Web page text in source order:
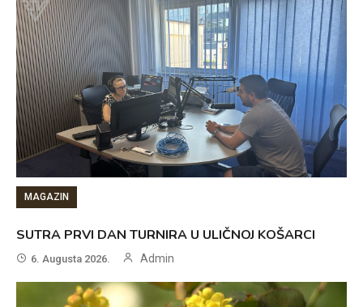
MAGAZIN
SUTRA PRVI DAN TURNIRA U ULIČNOJ KOŠARCI
6. Augusta 2026. Admin